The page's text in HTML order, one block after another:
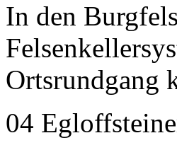
In den
Ortsrundgang
04